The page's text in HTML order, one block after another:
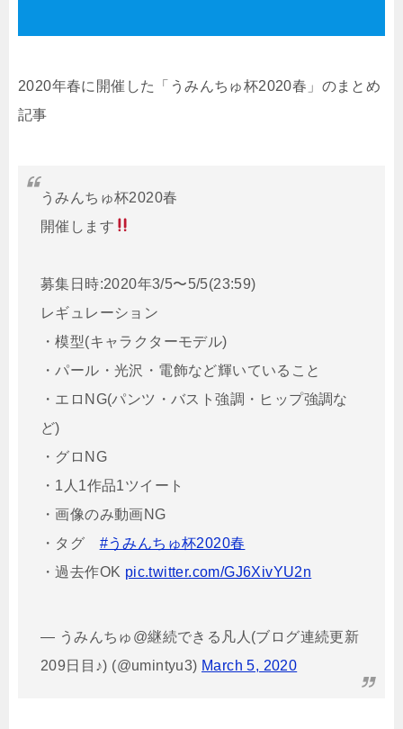
2020年春に開催した「うみんちゅ杯2020春」のまとめ
記事
うみんちゅ杯2020春
開催します
募集日時:2020年3/5〜5/5(23:59)
レギュレーション
・模型(キャラクターモデル)
・パール・光沢・電飾など輝いていること
・エロNG(パンツ・バスト強調・ヒップ強調な
ど)
・グロNG
・1人1作品1ツイート
・画像のみ動画NG
・タグ #うみんちゅ杯2020春
・過去作OK pic.twitter.com/GJ6XivYU2n
— うみんちゅ@継続できる凡人(ブログ連続更新
209日目♪) (@umintyu3) March 5, 2020